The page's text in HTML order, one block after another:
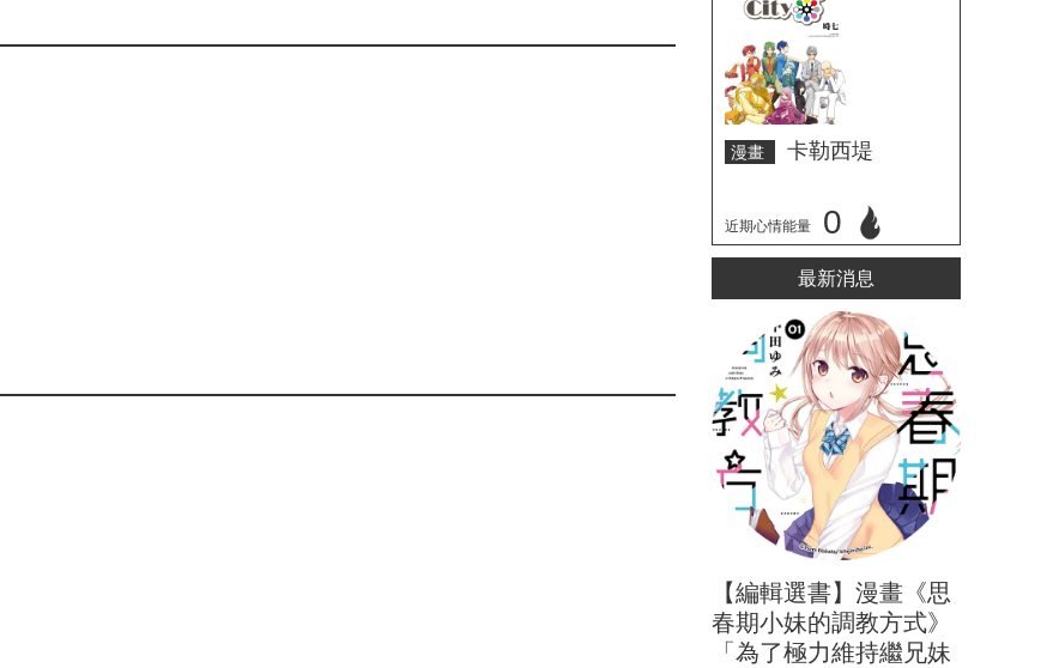
漫畫 卡勒西堤
近期心情能量 0
立刻心情投票
最新消息
【編輯選書】漫畫《思
春期小妹的調教方式》
「為了極力維持繼兄妹